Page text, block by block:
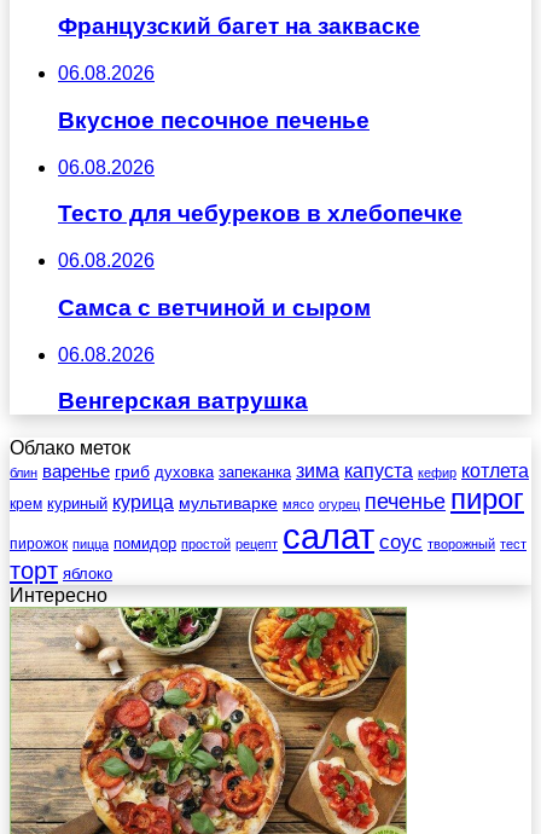
Французский багет на закваске
06.08.2026
Вкусное песочное печенье
06.08.2026
Тесто для чебуреков в хлебопечке
06.08.2026
Самса с ветчиной и сыром
06.08.2026
Венгерская ватрушка
Облако меток
блин варенье гриб духовка запеканка зима капуста кефир котлета
крем куриный курица мультиварке мясо огурец печенье пирог
пирожок пицца помидор простой рецепт салат соус творожный тест
торт яблоко
Интересно